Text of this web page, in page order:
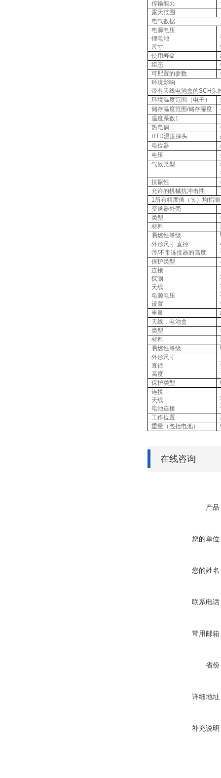
传输能力
露天范围
电气数据
电源电压
锂电池
尺寸
使用寿命
组态
可配置的参数
环境影响
带有天线电池盒的SCH头
环境温度范围（电子）
储存温度范围/储存湿度
温度系数1
热电偶
RTD温度探头
电位器
电压
气候类型
抗振性
允许的机械抗冲击性
1所有精度值（％）均指
变送器外壳
类型
材料
易燃性等级
外形尺寸 直径
带/不带连接器的高度
保护类型
连接
探测
天线
电源电压
设置
重量
天线，电池盒
类型
材料
易燃性等级
外形尺寸
直径
高度
保护类型
连接
天线
电池连接
工作位置
重量（包括电池）
在线咨询
产品
您的单位
您的姓名
联系电话
常用邮箱
省份
详细地址
补充说明